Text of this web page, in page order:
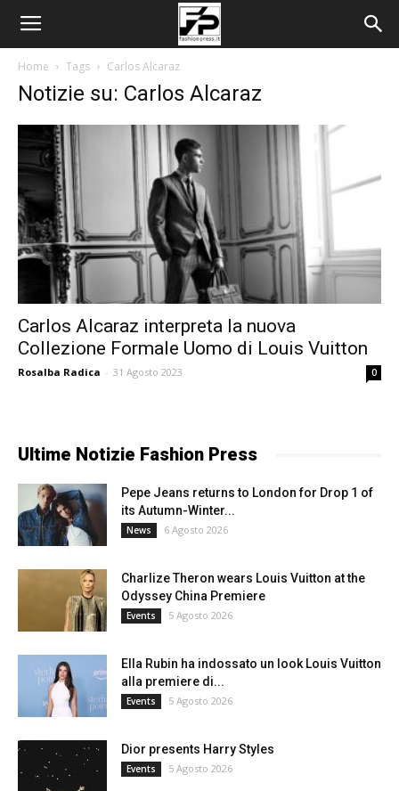
Home Tags Carlos Alcaraz
Notizie su: Carlos Alcaraz
Carlos Alcaraz interpreta la nuova
Collezione Formale Uomo di Louis Vuitton
Rosalba Radica - 31 Agosto 2023 0
Ultime Notizie Fashion Press
Pepe Jeans returns to London for Drop 1 of
its Autumn-Winter...
News 6 Agosto 2026
Charlize Theron wears Louis Vuitton at the
Odyssey China Premiere
Events 5 Agosto 2026
Ella Rubin ha indossato un look Louis Vuitton
alla premiere di...
Events 5 Agosto 2026
Dior presents Harry Styles
Events 5 Agosto 2026